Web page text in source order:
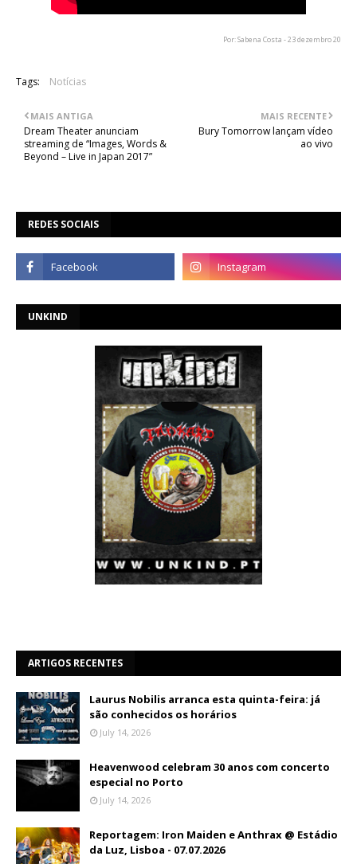
Por: Sabena Costa - 23 dezembro 20
Tags: Notícias
MAIS RECENTE
Bury Tomorrow lançam vídeo
ao vivo
MAIS ANTIGA
Dream Theater anunciam
streaming de “Images, Words &
Beyond – Live in Japan 2017”
REDES SOCIAIS
UNKIND
ARTIGOS RECENTES
Laurus Nobilis arranca esta quinta-feira: já
são conhecidos os horários
July 14, 2026
Heavenwood celebram 30 anos com concerto
especial no Porto
July 14, 2026
Reportagem: Iron Maiden e Anthrax @ Estádio
da Luz, Lisboa - 07.07.2026